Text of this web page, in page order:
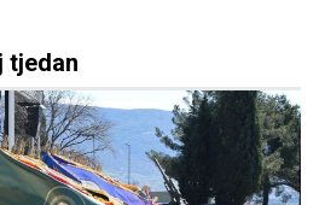
tjedan